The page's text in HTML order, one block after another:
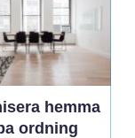
hemma
ordning